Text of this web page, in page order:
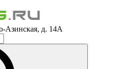
Азинская, д. 14А